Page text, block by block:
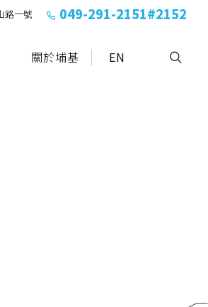
路一號 049-291-2151#2152
關於埔基 EN